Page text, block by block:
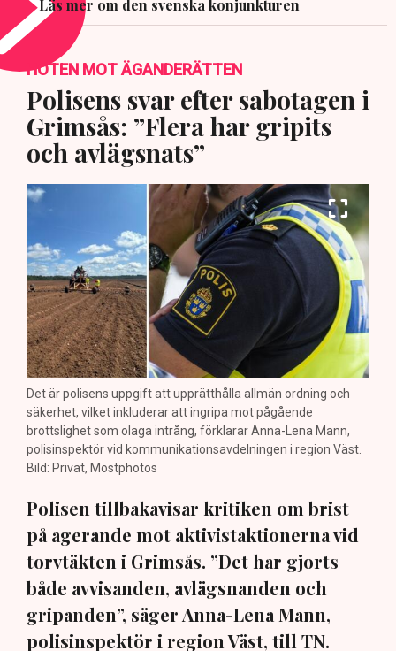
Läs mer om den svenska konjunkturen
HOTEN MOT ÄGANDERÄTTEN
Polisens svar efter sabotagen i
Grimsås: ”Flera har gripits
och avlägsnats”
Det är polisens uppgift att upprätthålla allmän ordning och
säkerhet, vilket inkluderar att ingripa mot pågående
brottslighet som olaga intrång, förklarar Anna-Lena Mann,
polisinspektör vid kommunikationsavdelningen i region Väst.
Bild: Privat, Mostphotos
Polisen tillbakavisar kritiken om brist
på agerande mot aktivistaktionerna vid
torvtäkten i Grimsås. ”Det har gjorts
både avvisanden, avlägsnanden och
gripanden”, säger Anna-Lena Mann,
polisinspektör i region Väst, till TN.